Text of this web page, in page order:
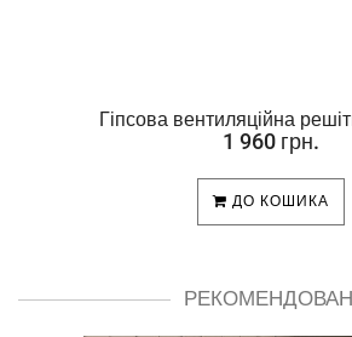
Гіпсова вентиляційна
1 960 грн.
ДО КОШИКА